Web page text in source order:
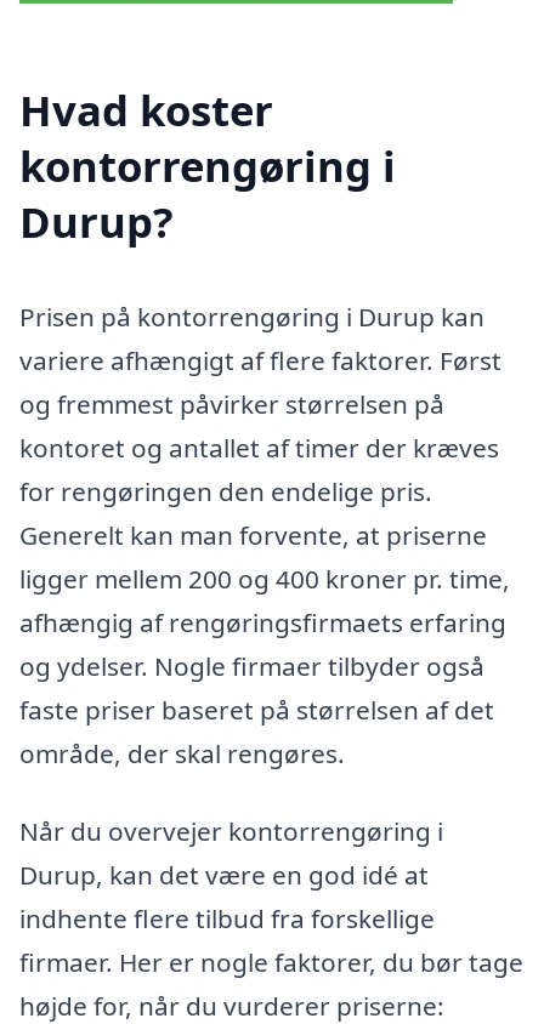
Hvad koster
kontorrengøring i
Durup?
Prisen på kontorrengøring i Durup kan
variere afhængigt af flere faktorer. Først
og fremmest påvirker størrelsen på
kontoret og antallet af timer der kræves
for rengøringen den endelige pris.
Generelt kan man forvente, at priserne
ligger mellem 200 og 400 kroner pr. time,
afhængig af rengøringsfirmaets erfaring
og ydelser. Nogle firmaer tilbyder også
faste priser baseret på størrelsen af det
område, der skal rengøres.
Når du overvejer kontorrengøring i
Durup, kan det være en god idé at
indhente flere tilbud fra forskellige
firmaer. Her er nogle faktorer, du bør tage
højde for, når du vurderer priserne: